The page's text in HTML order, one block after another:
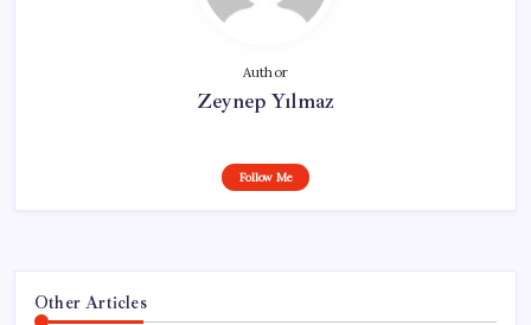
Author
Zeynep Yılmaz
Follow Me
Other Articles